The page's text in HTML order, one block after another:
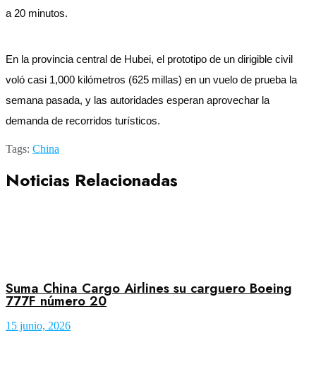
a 20 minutos.
En la provincia central de Hubei, el prototipo de un dirigible civil
voló casi 1,000 kilómetros (625 millas) en un vuelo de prueba la
semana pasada, y las autoridades esperan aprovechar la
demanda de recorridos turísticos.
Tags: China
Noticias Relacionadas
Suma China Cargo Airlines su carguero Boeing
777F número 20
15 junio, 2026